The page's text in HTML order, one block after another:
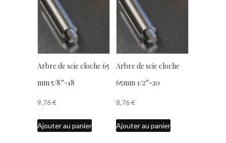
Arbre de scie cloche 65
mm 5/8″-18
9,76€
Ajouter au panier
Arbre de scie cloche
65mm 1/2″-20
8,76€
Ajouter au panier